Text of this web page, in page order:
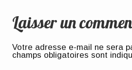
Laisser un
Votre adresse e-mail ne sera
champs obligatoires sont